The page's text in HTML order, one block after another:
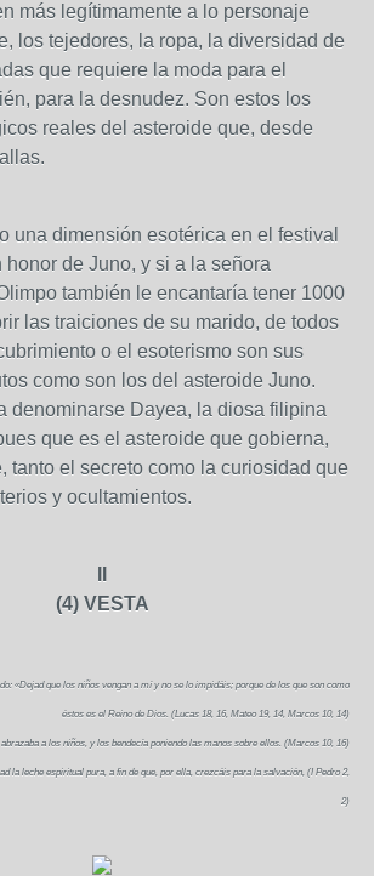
más legítimamente a lo personaje
los tejedores, la ropa, la diversidad de
que requiere la moda para el
para la desnudez. Son estos los
reales del asteroide que, desde
una dimensión esotérica en el festival
de Juno, y si a la señora
también le encantaría tener 1000
las traiciones de su marido, de todos
o el esoterismo son sus
como son los del asteroide Juno.
denominarse Dayea, la diosa filipina
que es el asteroide que gobierna,
tanto el secreto como la curiosidad que
y ocultamientos.
(4) VESTA
«Dejad que los niños vengan a mí y no se lo impidáis; porque de los que son como
éstos es el Reino de Dios. (Lucas 18, 16, Mateo 19, 14, Marcos 10, 14)
abrazaba a los niños, y los bendecía poniendo las manos sobre ellos. (Marcos 10, 16)
la leche espiritual pura, a fin de que, por ella, crezcáis para la salvación, (I Pedro 2,
2)